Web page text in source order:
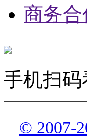
商务合
手机扫码
© 2007-